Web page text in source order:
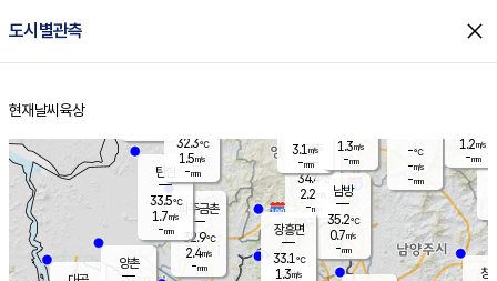
도시별관측 close
홈
현재날씨 육상
양주
34.4℃
2.2
-mm
파주금촌
32.9℃
2.4m/s
-mm
-℃
-m/s
-mm
창
탄현
33.5℃
1.7m/s
-mm
1.2m/s
-mm
양촌
은평
남방
35.2℃
0.7m/s
-mm
장흥면
33.1℃
1.3m/s
3.1 m/s
-mm
32.3℃
1.5m/s
-mm
1.3m/s
-mm